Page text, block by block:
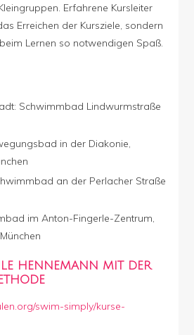
Erfahrene Kursleiter
Erreichen der Kursziele, sondern
Lernen so notwendigen Spaß.
Schwimmbad Lindwurmstraße
in der Diakonie,
an der Perlacher Straße
im Anton-Fingerle-Zentrum,
HENNEMANN MIT DER
swim-simply/kurse-